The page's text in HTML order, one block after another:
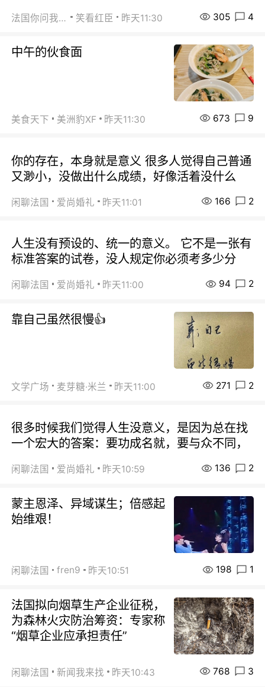
法国你问我答 笑看红臣 昨天11:30 305 4
中午的伙食面
美食天下 美洲豹XF 昨天11:30 673 9
你的存在，本身就是意义 很多人觉得自己普通
又渺小，没做出什么成绩，好像活着没什么
闲聊法国 爱尚婚礼 昨天11:01 166 2
人生没有预设的、统一的意义。 它不是一张有
标准答案的试卷，没人规定你必须考多少分
闲聊法国 爱尚婚礼 昨天11:00 94 2
靠自己虽然很慢👍
文学广场 麦芽糖·米兰 昨天11:00 271 2
很多时候我们觉得人生没意义，是因为总在找
一个宏大的答案：要功成名就，要与众不同，
闲聊法国 爱尚婚礼 昨天10:59 136 2
蒙主恩泽、异域谋生；倍感起
始维艰！
闲聊法国 fren9 昨天10:51 198 1
法国拟向烟草生产企业征税，
为森林火灾防治筹资：专家称
“烟草企业应承担责任”
闲聊法国 新闻我来找 昨天10:43 768 3